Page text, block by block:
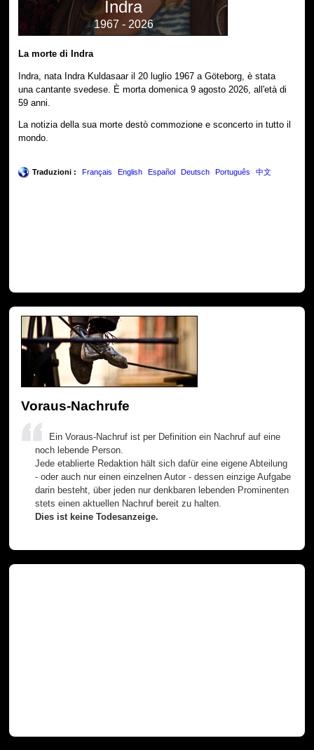
Indra
1967 - 2026
La morte di Indra
Indra, nata Indra Kuldasaar il 20 luglio 1967 a Göteborg, è stata
una cantante svedese. È morta domenica 9 agosto 2026, all'età di
59 anni.
La notizia della sua morte destò commozione e sconcerto in tutto il
mondo.
Traduzioni : Français English Español Deutsch Português 中文
Voraus-Nachrufe
Ein Voraus-Nachruf ist per Definition ein Nachruf auf eine
noch lebende Person.
Jede etablierte Redaktion hält sich dafür eine eigene Abteilung
- oder auch nur einen einzelnen Autor - dessen einzige Aufgabe
darin besteht, über jeden nur denkbaren lebenden Prominenten
stets einen aktuellen Nachruf bereit zu halten.
Dies ist keine Todesanzeige.